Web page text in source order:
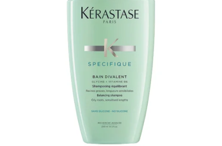
Kérastase Resistance Ciment Anti-Usure 200ml - Balsam
485 kr 412,25 kr
LÄGG I VARUKORGEN